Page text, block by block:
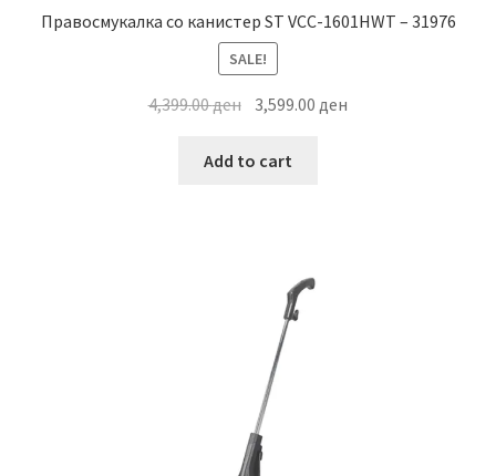
Правосмукалка со канистер ST VCC-1601HWT – 31976
SALE!
4,399.00ден Original
was:
3,599.00 ден
Add to cart